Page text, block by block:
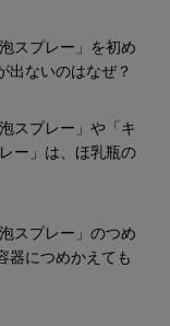
スプレー」を初め
出ないのはなぜ？
スプレー」や「キ
ー」は、ほ乳瓶の
スプレー」のつめ
器につめかえても